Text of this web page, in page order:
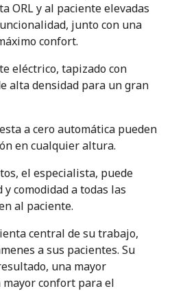
ORL y al paciente elevadas
junto con una
confort.
eléctrico, tapizado con
alta densidad para un gran
a cero automática pueden
en cualquier altura.
el especialista, puede
comodidad a todas las
al paciente.
central de su trabajo,
a sus pacientes. Su
una mayor
confort para el